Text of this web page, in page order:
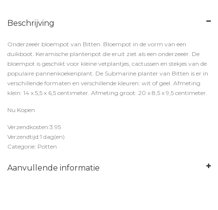
Beschrijving
Onderzeeër bloempot van Bitten. Bloempot in de vorm van een
duikboot. Keramische plantenpot die eruit ziet als een onderzeeër. De
bloempot is geschikt voor kleine vetplantjes, cactussen en stekjes van de
populaire pannenkoekenplant. De Submarine planter van Bitten is er in
verschillende formaten en verschillende kleuren: wit of geel. Afmeting
klein: 14 x 5,5 x 6,5 centimeter. Afmeting groot: 20 x 8,5 x 9,5 centimeter.
Nu Kopen
Verzendkosten:3.95
Verzendtijd:1 dag(en)
Categorie: Potten
Aanvullende informatie